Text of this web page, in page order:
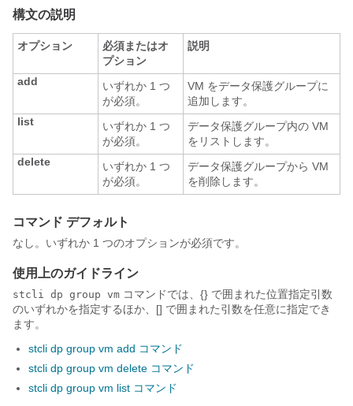
構文の説明
オプション
必須またはオ
プション
説明
add
いずれか 1 つ
が必須。
VM をデータ保護グループに
追加します。
list
いずれか 1 つ
が必須。
データ保護グループ内の VM
をリストします。
delete
いずれか 1 つ
が必須。
データ保護グループから VM
を削除します。
コマンド デフォルト
なし。いずれか 1 つのオプションが必須です。
使用上のガイドライン
stcli dp group vm コマンドでは、{} で囲まれた位置指定引数
のいずれかを指定するほか、[] で囲まれた引数を任意に指定でき
ます。
stcli dp group vm add コマンド
stcli dp group vm delete コマンド
stcli dp group vm list コマンド